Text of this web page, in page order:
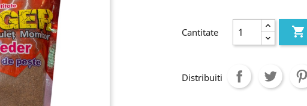
Cantitate 
Distribuiti